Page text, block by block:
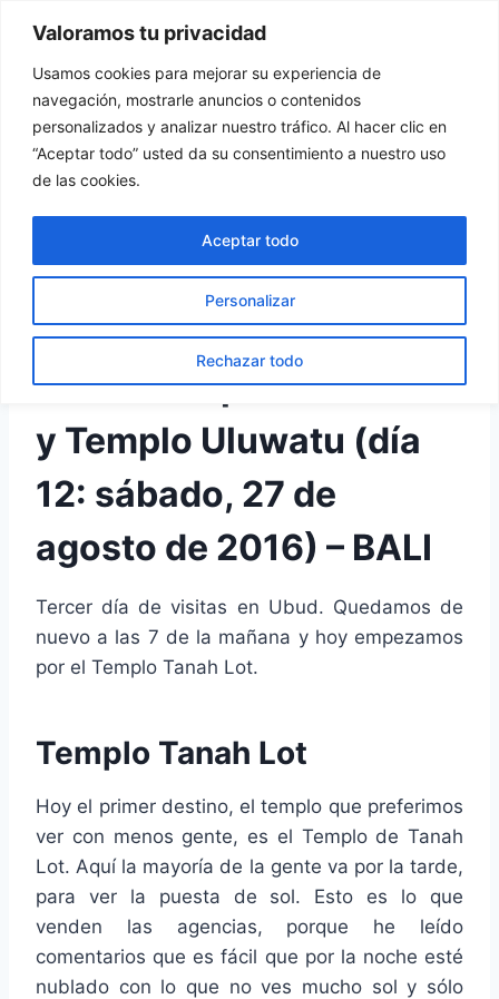
Valoramos tu privacidad
Usamos cookies para mejorar su experiencia de
navegación, mostrarle anuncios o contenidos
personalizados y analizar nuestro tráfico. Al hacer clic en
“Aceptar todo” usted da su consentimiento a nuestro uso
de las cookies.
Personalizar
Rechazar todo
Aceptar todo
contenido
Tu Rincón del Viajero
INDONESIA
Templo Tanah Lot y
Templo Uluwatu en Bali
11 diciembre, 2016
Ubud: Templo Tanah Lot
y Templo Uluwatu (día
12: sábado, 27 de
agosto de 2016) – BALI
Tercer día de visitas en Ubud. Quedamos de
nuevo a las 7 de la mañana y hoy empezamos
por el Templo Tanah Lot.
Templo Tanah Lot
Hoy el primer destino, el templo que preferimos
ver con menos gente, es el Templo de Tanah
Lot. Aquí la mayoría de la gente va por la tarde,
para ver la puesta de sol. Esto es lo que
venden las agencias, porque he leído
comentarios que es fácil que por la noche esté
nublado con lo que no ves mucho sol y sólo